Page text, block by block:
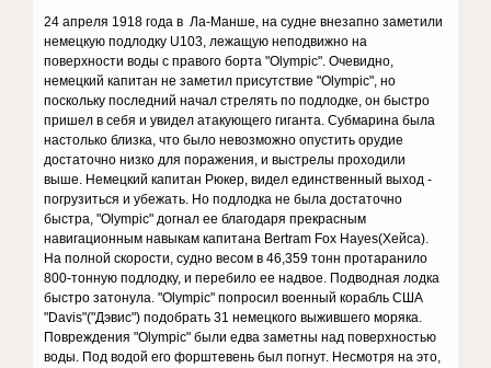
24 апреля 1918 года в Ла-Манше, на судне внезапно заметили
немецкую подлодку U103, лежащую неподвижно на
поверхности воды с правого борта "Olympic". Очевидно,
немецкий капитан не заметил присутствие "Olympic", но
поскольку последний начал стрелять по подлодке, он быстро
пришел в себя и увидел атакующего гиганта. Субмарина была
настолько близка, что было невозможно опустить орудие
достаточно низко для поражения, и выстрелы проходили
выше. Немецкий капитан Рюкер, видел единственный выход -
погрузиться и убежать. Но подлодка не была достаточно
быстра, "Olympic" догнал ее благодаря прекрасным
навигационным навыкам капитана Bertram Fox Hayes(Хейса).
На полной скорости, судно весом в 46,359 тонн протаранило
800-тонную подлодку, и перебило ее надвое. Подводная лодка
быстро затонула. "Olympic" попросил военный корабль США
"Davis"("Дэвис") подобрать 31 немецкого выжившего моряка.
Повреждения "Olympic" были едва заметны над поверхностью
воды. Под водой его форштевень был погнут. Несмотря на это,